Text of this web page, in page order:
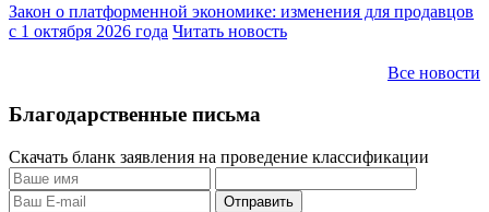
Закон о платформенной экономике: изменения для продавцов
с 1 октября 2026 года Читать новость
Все новости
Благодарственные письма
Скачать бланк заявления на проведение классификации